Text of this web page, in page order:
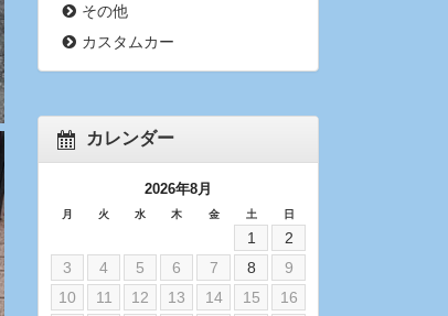
その他
カスタムカー
カレンダー
2026年8月
月 火 水 木 金 土 日
1
2
3
4 5 6 7 8
9
10
11 12 13 14 15
16